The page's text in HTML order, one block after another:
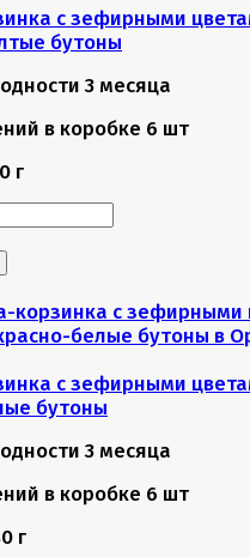
с зефирными
бутоны
3 месяца
в коробке 6 шт
г
с зефирными
бутоны
3 месяца
в коробке 6 шт
г